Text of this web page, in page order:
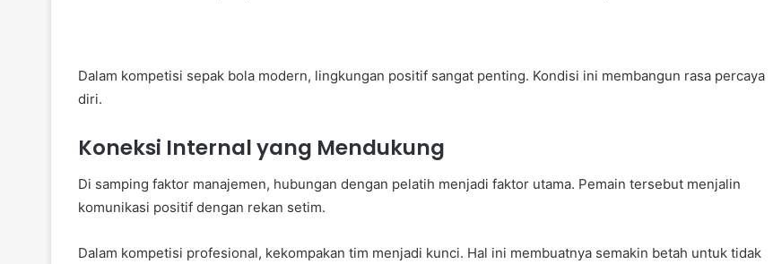
Dalam kompetisi sepak bola modern, lingkungan positif sangat penting. Kondisi ini membangun rasa percaya
diri.
Koneksi Internal yang Mendukung
Di samping faktor manajemen, hubungan dengan pelatih menjadi faktor utama. Pemain tersebut menjalin
komunikasi positif dengan rekan setim.
Dalam kompetisi profesional, kekompakan tim menjadi kunci. Hal ini membuatnya semakin betah untuk tidak